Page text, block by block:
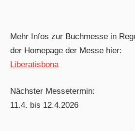
Mehr Infos zur Buchmesse in
der Homepage der Messe hier:
Liberatisbona
Nächster Messetermin:
11.4. bis 12.4.2026